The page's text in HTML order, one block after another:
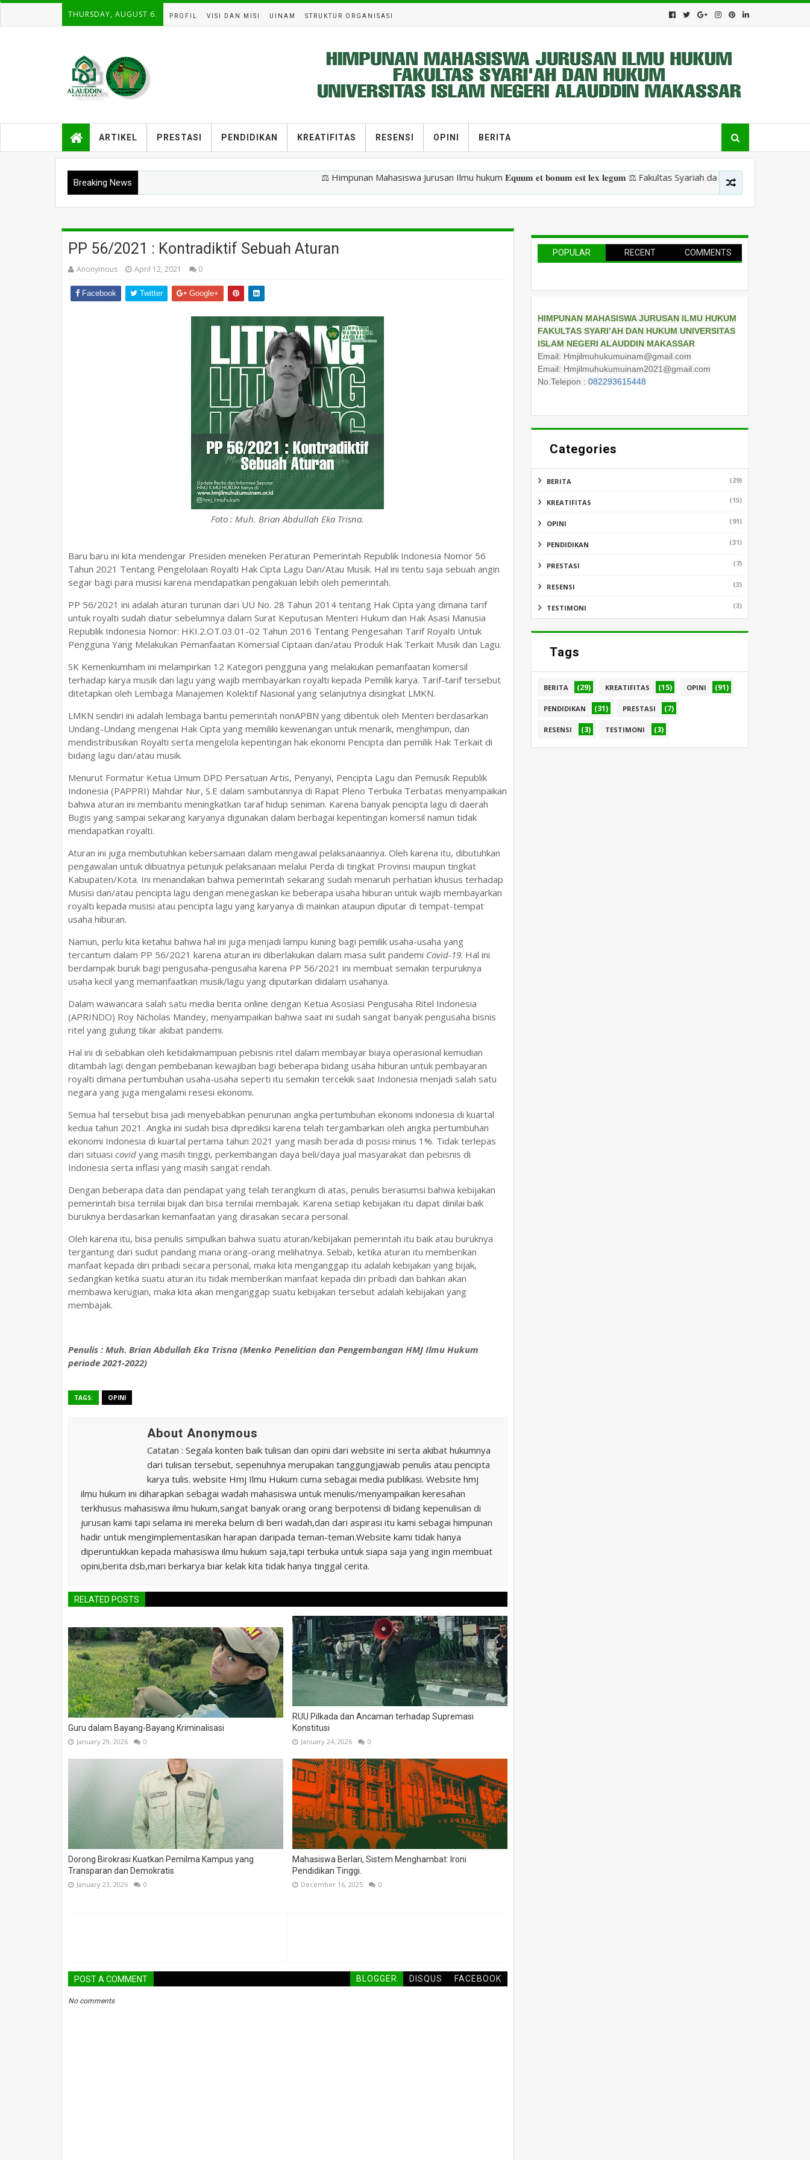
THURSDAY, AUGUST 6. PROFIL VISI DAN MISI UINAM STRUKTUR ORGANISASI
ARTIKEL PRESTASI PENDIDIKAN KREATIFITAS RESENSI OPINI BERITA
Breaking News ⚖️ Himpunan Mahasiswa Jurusan Ilmu hukum 𝐄𝐪𝐮𝐮𝐦 𝐞𝐭 𝐛𝐨𝐧𝐮𝐦 𝐞𝐬𝐭 𝐥𝐞𝐱 𝐥𝐞𝐠𝐮𝐦 ⚖️ Fakultas Syariah dan Hukum, Uin Alauddin
PP 56/2021 : Kontradiktif Sebuah Aturan
Anonymous April 12, 2021 0
Facebook Twitter Google+
Foto : Muh. Brian Abdullah Eka Trisna.
Baru baru ini kita mendengar Presiden meneken Peraturan Pemerintah Republik Indonesia Nomor 56
Tahun 2021 Tentang Pengelolaan Royalti Hak Cipta Lagu Dan/Atau Musik. Hal ini tentu saja sebuah angin
segar bagi para musisi karena mendapatkan pengakuan lebih oleh pemerintah.
PP 56/2021 ini adalah aturan turunan dari UU No. 28 Tahun 2014 tentang Hak Cipta yang dimana tarif
untuk royalti sudah diatur sebelumnya dalam Surat Keputusan Menteri Hukum dan Hak Asasi Manusia
Republik Indonesia Nomor: HKI.2.OT.03.01-02 Tahun 2016 Tentang Pengesahan Tarif Royalti Untuk
Pengguna Yang Melakukan Pemanfaatan Komersial Ciptaan dan/atau Produk Hak Terkait Musik dan Lagu.
SK Kemenkumham ini melampirkan 12 Kategori pengguna yang melakukan pemanfaatan komersil
terhadap karya musik dan lagu yang wajib membayarkan royalti kepada Pemilik karya. Tarif-tarif tersebut
ditetapkan oleh Lembaga Manajemen Kolektif Nasional yang selanjutnya disingkat LMKN.
LMKN sendiri ini adalah lembaga bantu pemerintah nonAPBN yang dibentuk oleh Menteri berdasarkan
Undang-Undang mengenai Hak Cipta yang memiliki kewenangan untuk menarik, menghimpun, dan
mendistribusikan Royalti serta mengelola kepentingan hak ekonomi Pencipta dan pemilik Hak Terkait di
bidang lagu dan/atau musik.
Menurut Formatur Ketua Umum DPD Persatuan Artis, Penyanyi, Pencipta Lagu dan Pemusik Republik
Indonesia (PAPPRI) Mahdar Nur, S.E dalam sambutannya di Rapat Pleno Terbuka Terbatas menyampaikan
bahwa aturan ini membantu meningkatkan taraf hidup seniman. Karena banyak pencipta lagu di daerah
Bugis yang sampai sekarang karyanya digunakan dalam berbagai kepentingan komersil namun tidak
mendapatkan royalti.
Aturan ini juga membutuhkan kebersamaan dalam mengawal pelaksanaannya. Oleh karena itu, dibutuhkan
pengawalan untuk dibuatnya petunjuk pelaksanaan melalui Perda di tingkat Provinsi maupun tingkat
Kabupaten/Kota. Ini menandakan bahwa pemerintah sekarang sudah menaruh perhatian khusus terhadap
Musisi dan/atau pencipta lagu dengan menegaskan ke beberapa usaha hiburan untuk wajib membayarkan
royalti kepada musisi atau pencipta lagu yang karyanya di mainkan ataupun diputar di tempat-tempat
usaha hiburan.
Namun, perlu kita ketahui bahwa hal ini juga menjadi lampu kuning bagi pemilik usaha-usaha yang
tercantum dalam PP 56/2021 karena aturan ini diberlakukan dalam masa sulit pandemi Covid-19. Hal ini
berdampak buruk bagi pengusaha-pengusaha karena PP 56/2021 ini membuat semakin terpuruknya
usaha kecil yang memanfaatkan musik/lagu yang diputarkan didalam usahanya.
Dalam wawancara salah satu media berita online dengan Ketua Asosiasi Pengusaha Ritel Indonesia
(APRINDO) Roy Nicholas Mandey, menyampaikan bahwa saat ini sudah sangat banyak pengusaha bisnis
ritel yang gulung tikar akibat pandemi.
Hal ini di sebabkan oleh ketidakmampuan pebisnis ritel dalam membayar biaya operasional kemudian
ditambah lagi dengan pembebanan kewajiban bagi beberapa bidang usaha hiburan untuk pembayaran
royalti dimana pertumbuhan usaha-usaha seperti itu semakin tercekik saat Indonesia menjadi salah satu
negara yang juga mengalami resesi ekonomi.
Semua hal tersebut bisa jadi menyebabkan penurunan angka pertumbuhan ekonomi indonesia di kuartal
kedua tahun 2021. Angka ini sudah bisa diprediksi karena telah tergambarkan oleh angka pertumbuhan
ekonomi Indonesia di kuartal pertama tahun 2021 yang masih berada di posisi minus 1%. Tidak terlepas
dari situasi covid yang masih tinggi, perkembangan daya beli/daya jual masyarakat dan pebisnis di
Indonesia serta inflasi yang masih sangat rendah.
Dengan beberapa data dan pendapat yang telah terangkum di atas, penulis berasumsi bahwa kebijakan
pemerintah bisa ternilai bijak dan bisa ternilai membajak. Karena setiap kebijakan itu dapat dinilai baik
buruknya berdasarkan kemanfaatan yang dirasakan secara personal.
Oleh karena itu, bisa penulis simpulkan bahwa suatu aturan/kebijakan pemerintah itu baik atau buruknya
tergantung dari sudut pandang mana orang-orang melihatnya. Sebab, ketika aturan itu memberikan
manfaat kepada diri pribadi secara personal, maka kita menganggap itu adalah kebijakan yang bijak,
sedangkan ketika suatu aturan itu tidak memberikan manfaat kepada diri pribadi dan bahkan akan
membawa kerugian, maka kita akan menganggap suatu kebijakan tersebut adalah kebijakan yang
membajak.
Penulis : Muh. Brian Abdullah Eka Trisna (Menko Penelitian dan Pengembangan HMJ Ilmu Hukum
periode 2021-2022)
TAGS: OPINI
About Anonymous
Catatan : Segala konten baik tulisan dan opini dari website ini serta akibat hukumnya
dari tulisan tersebut, sepenuhnya merupakan tanggungjawab penulis atau pencipta
karya tulis. website Hmj Ilmu Hukum cuma sebagai media publikasi. Website hmj
ilmu hukum ini diharapkan sebagai wadah mahasiswa untuk menulis/menyampaikan keresahan
terkhusus mahasiswa ilmu hukum,sangat banyak orang orang berpotensi di bidang kepenulisan di
jurusan kami tapi selama ini mereka belum di beri wadah,dan dari aspirasi itu kami sebagai himpunan
hadir untuk mengimplementasikan harapan daripada teman-teman.Website kami tidak hanya
diperuntukkan kepada mahasiswa ilmu hukum saja,tapi terbuka untuk siapa saja yang ingin membuat
opini,berita dsb,mari berkarya biar kelak kita tidak hanya tinggal cerita.
RELATED POSTS
Guru dalam Bayang-Bayang Kriminalisasi
January 29, 2026 0
RUU Pilkada dan Ancaman terhadap Supremasi
Konstitusi
January 24, 2026 0
Dorong Birokrasi Kuatkan Pemilma Kampus yang
Transparan dan Demokratis
January 23, 2026 0
Mahasiswa Berlari, Sistem Menghambat: Ironi
Pendidikan Tinggi.
December 16, 2025 0
POST A COMMENT BLOGGER DISQUS FACEBOOK
No comments
POPULAR RECENT COMMENTS
HIMPUNAN MAHASISWA JURUSAN ILMU HUKUM
FAKULTAS SYARI’AH DAN HUKUM UNIVERSITAS
ISLAM NEGERI ALAUDDIN MAKASSAR
Email: Hmjilmuhukumuinam@gmail.com
Email: Hmjilmuhukumuinam2021@gmail.com
No.Telepon :082293615448
Categories
BERITA (29)
KREATIFITAS (15)
OPINI (91)
PENDIDIKAN (31)
PRESTASI (7)
RESENSI (3)
TESTIMONI (3)
Tags
BERITA (29) KREATIFITAS (15) OPINI (91)
PENDIDIKAN (31) PRESTASI (7)
RESENSI (3) TESTIMONI (3)